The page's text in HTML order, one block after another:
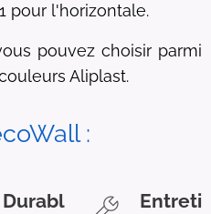
pour l'horizontale.
pouvez choisir parmi
Aliplast.
:
Durabl
Entreti